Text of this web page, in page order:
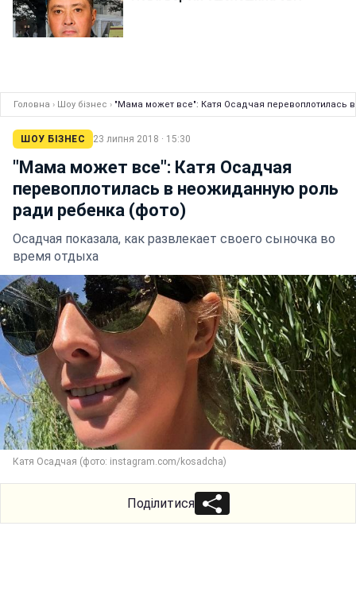
Головна › Шоу бізнес › "Мама может все": Катя Осадчая перевоплотилась
ШОУ БІЗНЕС 23 липня 2018 · 15:30
"Мама может все": Катя Осадчая
перевоплотилась в неожиданную роль
ради ребенка (фото)
Осадчая показала, как развлекает своего сыночка во
время отдыха
Катя Осадчая (фото: instagram.com/kosadcha)
Поділитися